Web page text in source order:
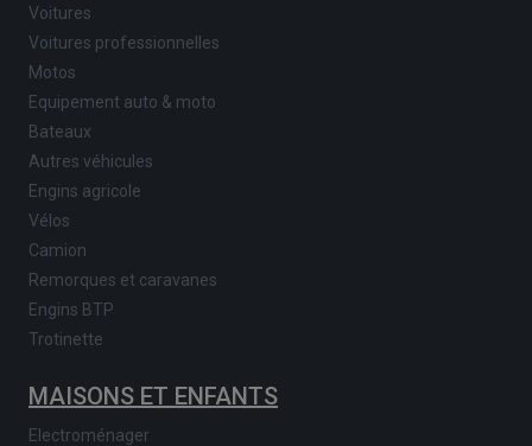
Voitures
Voitures professionnelles
Motos
Equipement auto & moto
Bateaux
Autres véhicules
Engins agricole
Vélos
Camion
Remorques et caravanes
Engins BTP
Trotinette
MAISONS ET ENFANTS
Electroménager